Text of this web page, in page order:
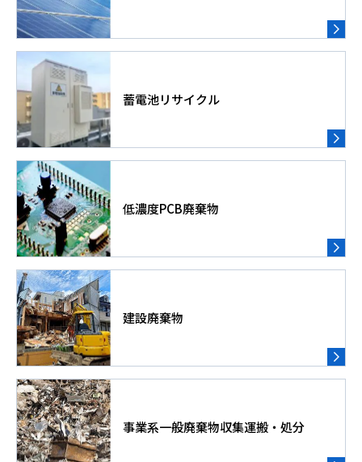
蓄電池リサイクル
低濃度PCB廃棄物
建設廃棄物
事業系一般廃棄物収集運搬・処分